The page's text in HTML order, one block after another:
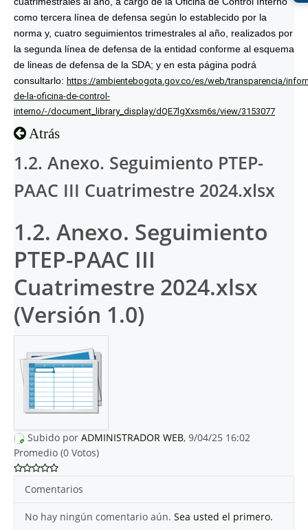
como tercera línea de defensa según lo establecido por la
norma y, cuatro seguimientos trimestrales al año, realizados por
la segunda línea de defensa de la entidad conforme al esquema
de lineas de defensa de la SDA; y en esta página podrá
consultarlo: https://ambientebogota.gov.co/es/web/transparencia/
de-la-oficina-de-control-
interno/-/document_library_display/dQE7lgXxsm6s/view/3153077
Atrás
1.2. Anexo. Seguimiento PTEP-
PAAC III Cuatrimestre 2024.xlsx
1.2. Anexo. Seguimiento
PTEP-PAAC III
Cuatrimestre 2024.xlsx
(Versión 1.0)
Subido por ADMINISTRADOR WEB, 9/04/25 16:02
Promedio (0 Votos)
Comentarios
No hay ningún comentario aún. Sea usted el primero.